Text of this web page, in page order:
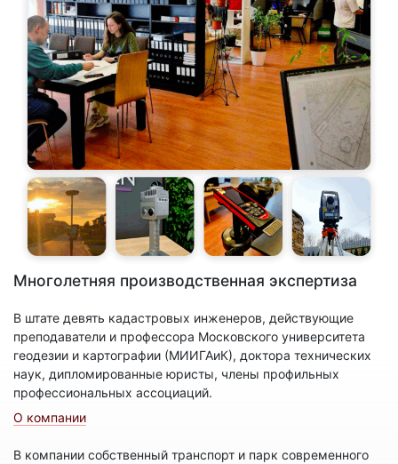
Многолетняя производственная экспертиза
В штате девять кадастровых инженеров, действующие
преподаватели и профессора Московского университета
геодезии и картографии (МИИГАиК), доктора технических
наук, дипломированные юристы, члены профильных
профессиональных ассоциаций.
О компании
В компании собственный транспорт и парк современного